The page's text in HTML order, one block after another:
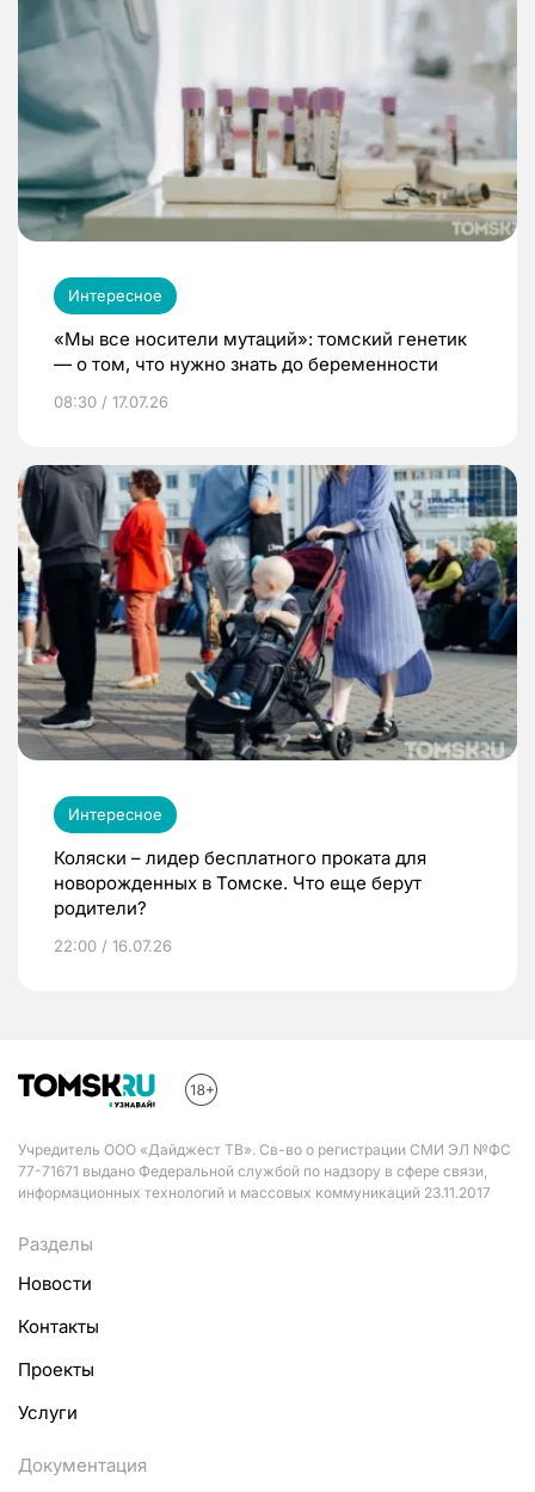
Интересное
«Мы все носители мутаций»: томский генетик
— о том, что нужно знать до беременности
08:30 / 17.07.26
Интересное
Коляски – лидер бесплатного проката для
новорожденных в Томске. Что еще берут
родители?
22:00 / 16.07.26
Учредитель ООО «Дайджест ТВ». Св-во о регистрации СМИ ЭЛ №ФС
77-71671 выдано Федеральной службой по надзору в сфере связи,
информационных технологий и массовых коммуникаций 23.11.2017
Разделы
Новости
Контакты
Проекты
Услуги
Документация